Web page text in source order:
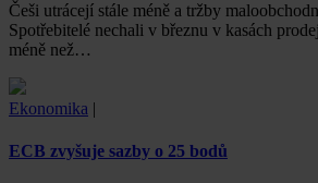
Češi utrácejí stále méně a tržby
Spotřebitelé nechali v březnu v kasách
méně než…
Ekonomika |
ECB zvyšuje sazby o 25 bodů